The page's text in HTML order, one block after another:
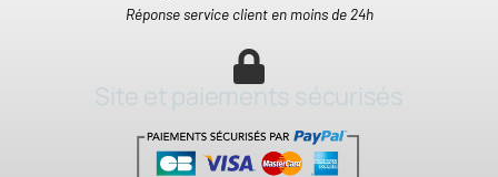
Réponse service client en moins de 24h
Site et paiements sécurisés